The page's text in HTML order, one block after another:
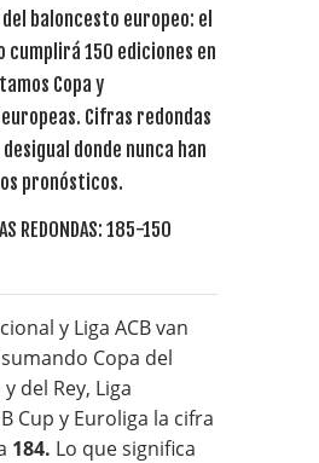
baloncesto europeo: el
cumplirá 150 ediciones en
Copa y
Cifras redondas
donde nunca han
pronósticos.
y Liga ACB van
sumando Copa del
del Rey, Liga
Cup y Euroliga la cifra
184. Lo que significa